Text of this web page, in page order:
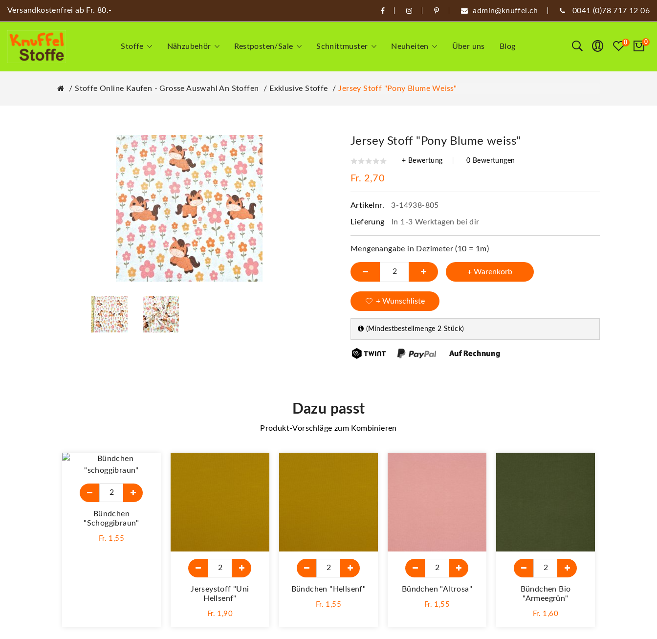
Versandkostenfrei ab Fr. 80.- admin@knuffel.ch 0041 (0)78 717 12 06
Stoffe Nähzubehör Restposten/Sale Schnittmuster Neuheiten Über uns Blog 0 0
Stoffe Online Kaufen - Grosse Auswahl An Stoffen Exklusive Stoffe Jersey Stoff "Pony Blume Weiss"
Jersey Stoff "Pony Blume weiss"
+ Bewertung 0 Bewertungen
Fr. 2,70
Artikelnr. 3-14938-805
Lieferung In 1-3 Werktagen bei dir
Mengenangabe in Dezimeter (10 = 1m)
+ Warenkorb
+ Wunschliste
(Mindestbestellmenge 2 Stück)
Dazu passt
Produkt-Vorschläge zum Kombinieren
Bündchen
"schoggibraun"
Fr. 1,55
Jerseystoff "Uni
Hellsenf"
Fr. 1,90
Bündchen "Hellsenf"
Fr. 1,55
Bündchen "altrosa"
Fr. 1,55
Bündchen Bio
"Armeegrün"
Fr. 1,60